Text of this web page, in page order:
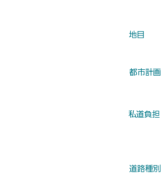
​地目
​都市計画
​私道負担
​道路種別